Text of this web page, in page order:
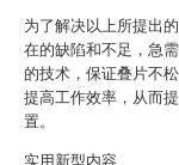
为了解决以上所提出
在的缺陷和不足，急
的技术，保证叠片不
提高工作效率，从而
置。
实用新型内容